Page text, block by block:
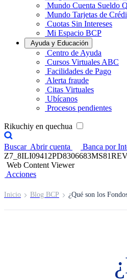
Mundo Cuenta Sueldo
Mundo Tarjetas de
Cuotas Sin Intereses
Mi Espacio BCP
Ayuda y Educación
Centro de Ayuda
Cursos Virtuales ABC
Facilidades de Pago
Alerta fraude
Citas Virtuales
Ubícanos
Procesos pendientes
Rikuchiy en quechua
Buscar Abrir cuenta
Banca por
Web Content Viewer
Acciones
Inicio Blog BCP ¿Qué son los